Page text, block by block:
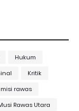
Hukum
Kritik
misi rawas
Rawas Utara